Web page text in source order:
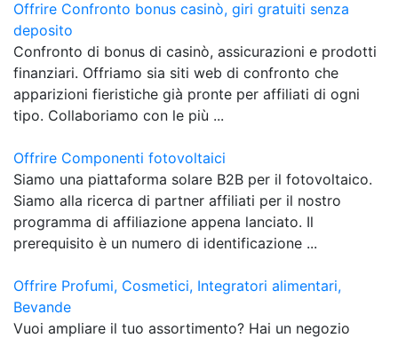
Offrire Confronto bonus casinò, giri gratuiti senza
deposito
Confronto di bonus di casinò, assicurazioni e prodotti
finanziari. Offriamo sia siti web di confronto che
apparizioni fieristiche già pronte per affiliati di ogni
tipo. Collaboriamo con le più ...
Offrire Componenti fotovoltaici
Siamo una piattaforma solare B2B per il fotovoltaico.
Siamo alla ricerca di partner affiliati per il nostro
programma di affiliazione appena lanciato. Il
prerequisito è un numero di identificazione ...
Offrire Profumi, Cosmetici, Integratori alimentari,
Bevande
Vuoi ampliare il tuo assortimento? Hai un negozio